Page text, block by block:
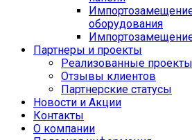
оборудования
Партнеры и проекты
Реализованные проекты
Отзывы клиентов
Партнерские статусы
Новости и Акции
Контакты
O компании